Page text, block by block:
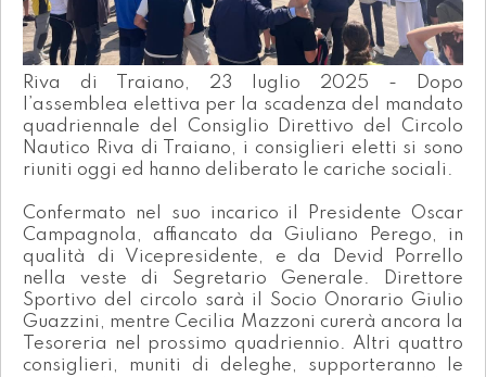
Riva di Traiano, 23 luglio 2025 - Dopo
l’assemblea elettiva per la scadenza del mandato
quadriennale del Consiglio Direttivo del Circolo
Nautico Riva di Traiano, i consiglieri eletti si sono
riuniti oggi ed hanno deliberato le cariche sociali.
Confermato nel suo incarico il Presidente Oscar
Campagnola, affiancato da Giuliano Perego, in
qualità di Vicepresidente, e da Devid Porrello
nella veste di Segretario Generale. Direttore
Sportivo del circolo sarà il Socio Onorario Giulio
Guazzini, mentre Cecilia Mazzoni curerà ancora la
Tesoreria nel prossimo quadriennio. Altri quattro
consiglieri, muniti di deleghe, supporteranno le